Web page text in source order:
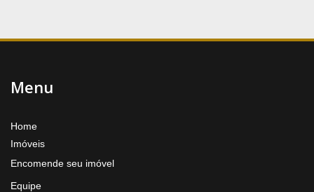
Menu
Home
Imóveis
Encomende seu imóvel
Equipe